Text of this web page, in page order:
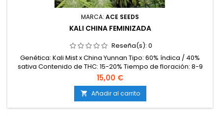
MARCA: ACE SEEDS
KALI CHINA FEMINIZADA
Reseña(s): 0
Genética: Kali Mist x China Yunnan Tipo: 60% índica / 40%
sativa Contenido de THC: 15-20% Tiempo de floración: 8-9
semanas en interior Producción en interior: 450-500 g/m²
Producción en exterior: 500-700 g/planta Altura: 80-120 cm
en interior; hasta 200 cm en exterior Aromas y
sabores: Exóticos e intensos, con notas florales, afrutadas,
terrosas y...
15,00 €
 Añadir al carrito